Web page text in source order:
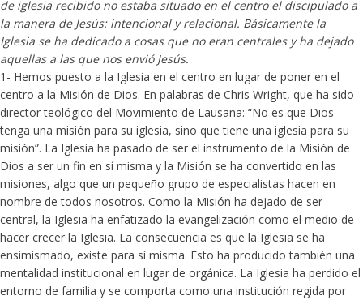
de iglesia recibido no estaba situado en el centro el discipulado a
la manera de Jesús: intencional y relacional. Básicamente la
Iglesia se ha dedicado a cosas que no eran centrales y ha dejado
aquellas a las que nos envió Jesús.
1- Hemos puesto a la Iglesia en el centro en lugar de poner en el
centro a la Misión de Dios. En palabras de Chris Wright, que ha sido
director teológico del Movimiento de Lausana: “No es que Dios
tenga una misión para su iglesia, sino que tiene una iglesia para su
misión”. La Iglesia ha pasado de ser el instrumento de la Misión de
Dios a ser un fin en sí misma y la Misión se ha convertido en las
misiones, algo que un pequeño grupo de especialistas hacen en
nombre de todos nosotros. Como la Misión ha dejado de ser
central, la Iglesia ha enfatizado la evangelización como el medio de
hacer crecer la Iglesia. La consecuencia es que la Iglesia se ha
ensimismado, existe para sí misma. Esto ha producido también una
mentalidad institucional en lugar de orgánica. La Iglesia ha perdido el
entorno de familia y se comporta como una institución regida por